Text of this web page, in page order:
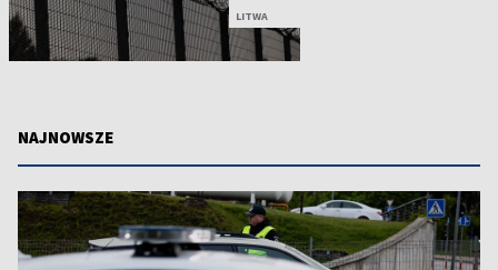
LITWA
NAJNOWSZE